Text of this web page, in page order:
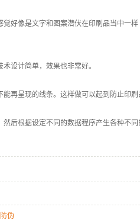
觉好像是文字和图案潜伏在印刷品当中
设计简单，效果也非常好。
再呈现的线条。这样做可以起到防止印刷
后根据设定不同的数据程序产生各种不同
伪